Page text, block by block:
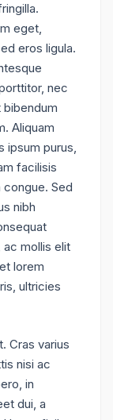
eget,
eros ligula.
nec
Aliquam
ipsum purus,
facilisis
Sed
nibh
ac mollis elit
lorem
ultricies
Cras varius
nisi ac
in
dui, a